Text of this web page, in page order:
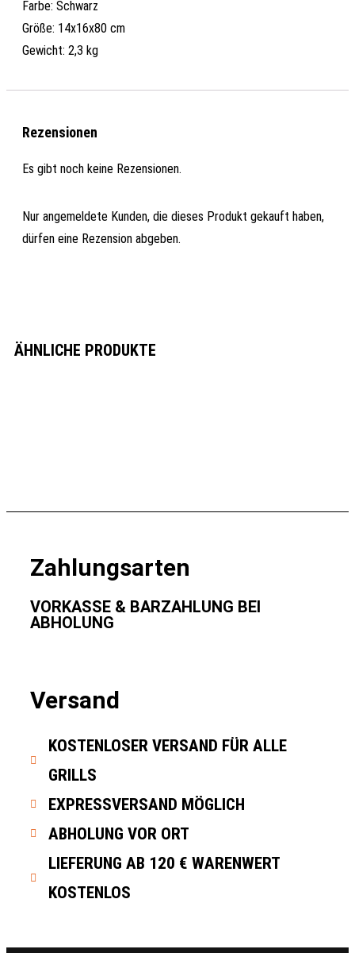
Farbe: Schwarz
Größe: 14x16x80 cm
Gewicht: 2,3 kg
Rezensionen
Es gibt noch keine Rezensionen.
Nur angemeldete Kunden, die dieses Produkt gekauft haben,
dürfen eine Rezension abgeben.
ÄHNLICHE PRODUKTE
Zahlungsarten
VORKASSE & BARZAHLUNG BEI
ABHOLUNG
Versand
KOSTENLOSER VERSAND FÜR ALLE
GRILLS
EXPRESSVERSAND MÖGLICH
ABHOLUNG VOR ORT
LIEFERUNG AB 120 € WARENWERT
KOSTENLOS